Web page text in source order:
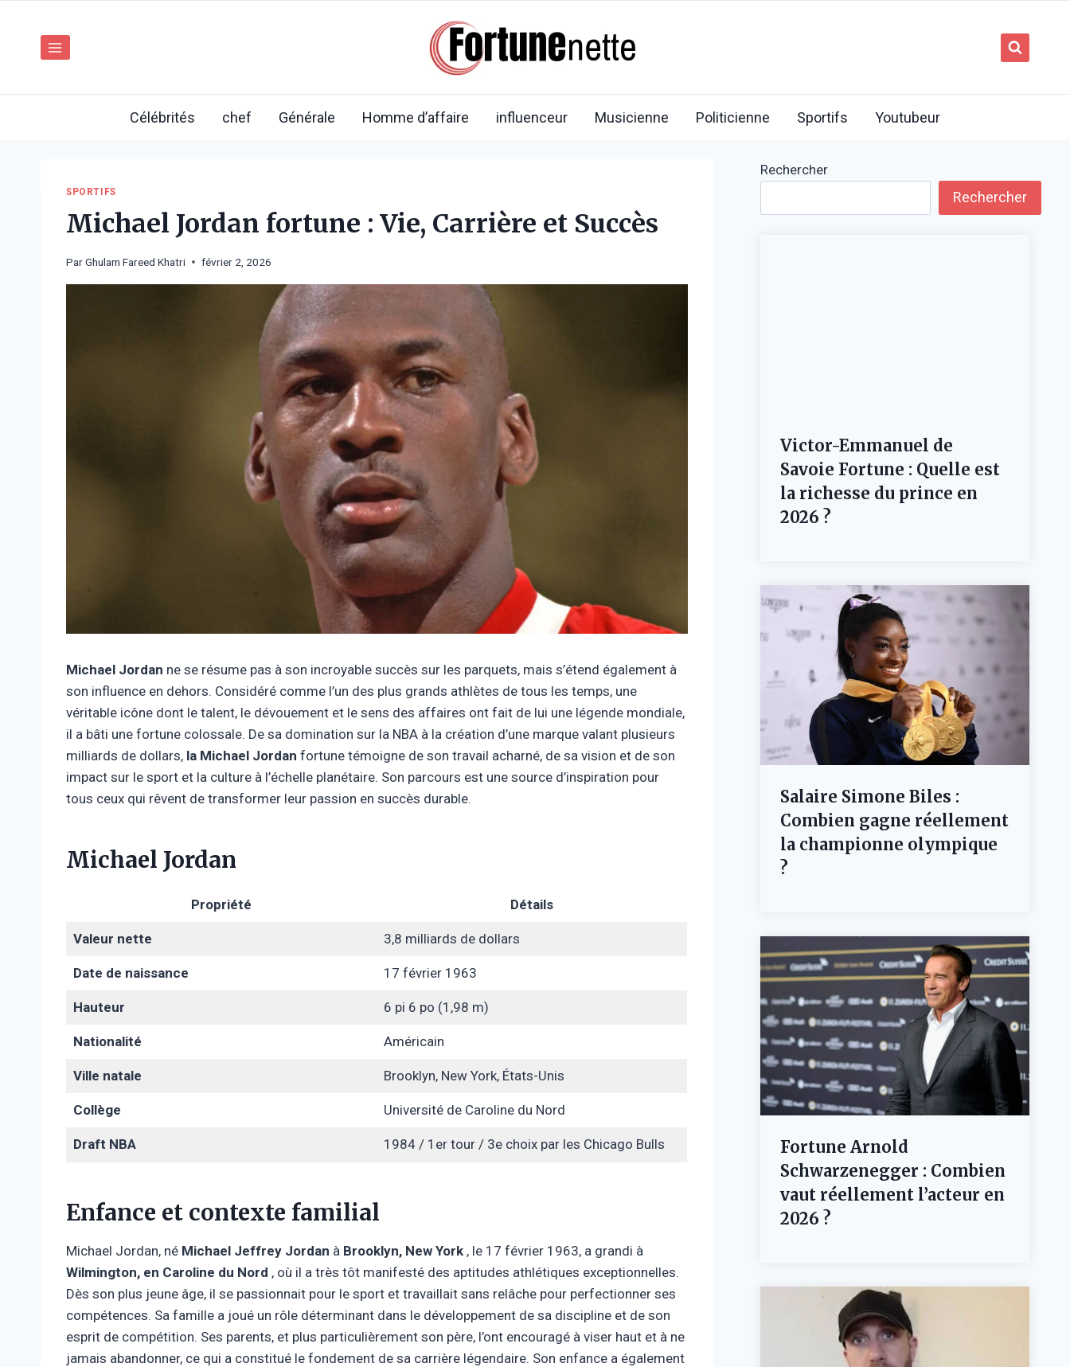
Célébrités chef Générale Homme d’affaire influenceur Musicienne Politicienne Sportifs Youtubeur
SPORTIFS
Michael Jordan fortune : Vie, Carrière et Succès
ParGhulam Fareed Khatri février 2, 2026
Michael Jordan ne se résume pas à son incroyable succès sur les parquets, mais s’étend également à
son influence en dehors. Considéré comme l’un des plus grands athlètes de tous les temps, une
véritable icône dont le talent, le dévouement et le sens des affaires ont fait de lui une légende mondiale,
il a bâti une fortune colossale. De sa domination sur la NBA à la création d’une marque valant plusieurs
milliards de dollars, la Michael Jordan fortune témoigne de son travail acharné, de sa vision et de son
impact sur le sport et la culture à l’échelle planétaire. Son parcours est une source d’inspiration pour
tous ceux qui rêvent de transformer leur passion en succès durable.
Michael Jordan
Propriété Détails
Valeur nette 3,8 milliards de dollars
Date de naissance 17 février 1963
Hauteur 6 pi 6 po (1,98 m)
Nationalité Américain
Ville natale Brooklyn, New York, États-Unis
Collège Université de Caroline du Nord
Draft NBA 1984 / 1er tour / 3e choix par les Chicago Bulls
Enfance et contexte familial
Michael Jordan, né Michael Jeffrey Jordan à Brooklyn, New York , le 17 février 1963, a grandi à
Wilmington, en Caroline du Nord , où il a très tôt manifesté des aptitudes athlétiques exceptionnelles.
Dès son plus jeune âge, il se passionnait pour le sport et travaillait sans relâche pour perfectionner ses
compétences. Sa famille a joué un rôle déterminant dans le développement de sa discipline et de son
esprit de compétition. Ses parents, et plus particulièrement son père, l’ont encouragé à viser haut et à ne
jamais abandonner, ce qui a constitué le fondement de sa carrière légendaire. Son enfance a également
Rechercher
Rechercher
Victor-Emmanuel de
Savoie Fortune : Quelle est
la richesse du prince en
2026 ?
Salaire Simone Biles :
Combien gagne réellement
la championne olympique
?
Fortune Arnold
Schwarzenegger : Combien
vaut réellement l’acteur en
2026 ?